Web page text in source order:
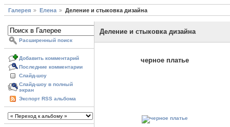
Галерея Елена Деление и стыковка дизайна
Расширенный поиск
Добавить комментарий
Последние комментарии
Слайд-шоу
Слайд-шоу в полный
экран
Экспорт RSS альбома
Деление и стыковка дизайна
черное платье